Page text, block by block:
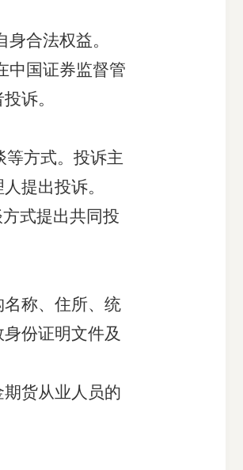
合法权益。
中国证券监督管
诉。
等方式。投诉主
提出投诉。
式提出共同投
名称、住所、统
份证明文件及
期货从业人员的